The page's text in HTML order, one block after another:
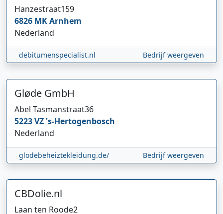
Hanzestraat159
6826 MKArnhem
Nederland
debitumenspecialist.nl Bedrijf weergeven
Gløde GmbH
Abel Tasmanstraat36
5223 VZ 's-Hertogenbosch
Nederland
glodebeheiztekleidung.de/ Bedrijf weergeven
CBDolie.nl
Laan ten Roode2